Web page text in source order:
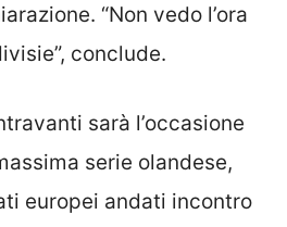
“Non vedo l’ora
conclude.
sarà l’occasione
serie olandese,
europei andati incontro